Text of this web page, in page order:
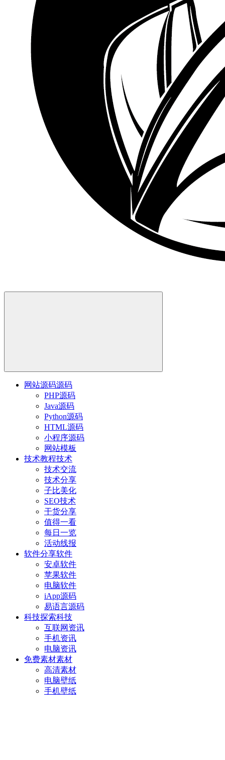
网站源码源码
PHP源码
Java源码
Python源码
HTML源码
小程序源码
网站模板
技术教程技术
技术交流
技术分享
子比美化
SEO技术
干货分享
值得一看
每日一览
活动线报
软件分享软件
安卓软件
苹果软件
电脑软件
iApp源码
易语言源码
科技探索科技
互联网资讯
手机资讯
电脑资讯
免费素材素材
高清素材
电脑壁纸
手机壁纸